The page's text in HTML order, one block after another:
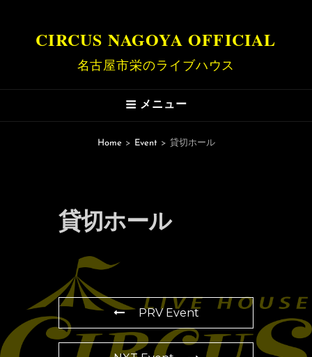
CIRCUS NAGOYA OFFICIAL
名古屋市栄のライブハウス
メニュー
Home > Event > 貸切ホール
貸切ホール
PRV Event